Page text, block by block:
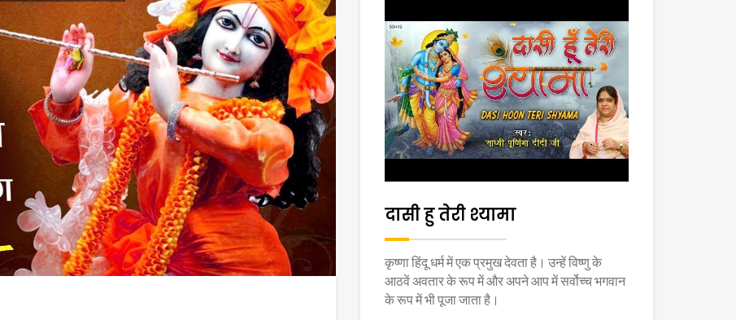
दासी हु तेरी श्यामा
कृष्णा हिंदू धर्म में एक प्रमुख देवता है। उन्हें विष्णु के
आठवें अवतार के रूप में और अपने आप में सर्वोच्च भगवान
के रूप में भी पूजा जाता है।